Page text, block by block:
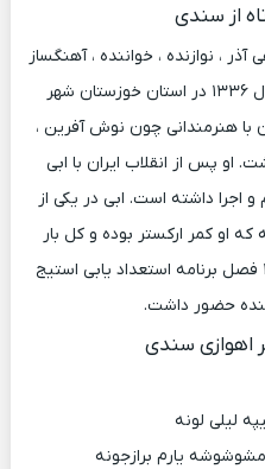
از سندی
، نوازنده ، خواننده ، آهنگساز
و تنظیم کننده متولد ۲ مرداد سال ۱۳۳۶ در استان خوزستان شهر
با هنرمندانی چون نوش آفرین ،
او پس از انقلاب ایران با ابی
اجرا داشته است. ابی در یکی از
او کمر ارکستر بوده و کل بار
زحمت را بر دوش می‌کشید. او در ۲ فصل برنامه استعداد یابی استیج
حضور داشت.
اهوازی سندی
لیلی لونه
یارم برازجونه